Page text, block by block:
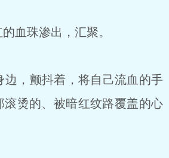
血珠渗出，汇聚。
，颤抖着，将自己流血的手
滚烫的、被暗红纹路覆盖的心